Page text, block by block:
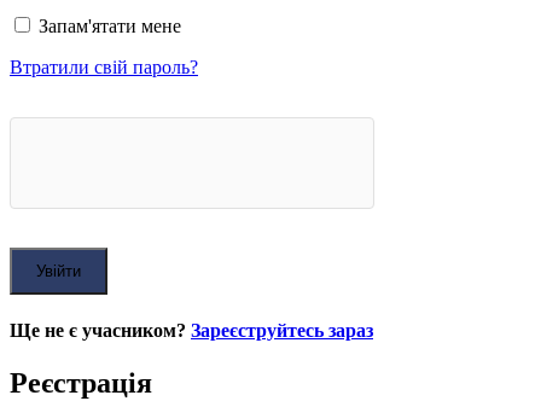
Запам'ятати мене
Втратили свій пароль?
Увійти
Ще не є учасником? Зареєструйтесь зараз
Реєстрація